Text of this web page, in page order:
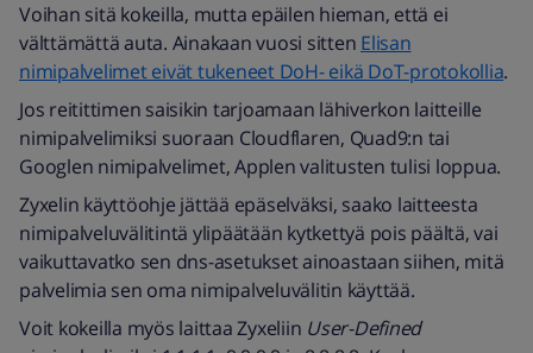
Voihan sitä kokeilla, mutta epäilen hieman, että ei
välttämättä auta. Ainakaan vuosi sitten Elisan
nimipalvelimet eivät tukeneet DoH- eikä DoT-protokollia.
Jos reitittimen saisikin tarjoamaan lähiverkon laitteille
nimipalvelimiksi suoraan Cloudflaren, Quad9:n tai
Googlen nimipalvelimet, Applen valitusten tulisi loppua.
Zyxelin käyttöohje jättää epäselväksi, saako laitteesta
nimipalveluvälitintä ylipäätään kytkettyä pois päältä, vai
vaikuttavatko sen dns-asetukset ainoastaan siihen, mitä
palvelimia sen oma nimipalveluvälitin käyttää.
Voit kokeilla myös laittaa Zyxeliin User-Defined